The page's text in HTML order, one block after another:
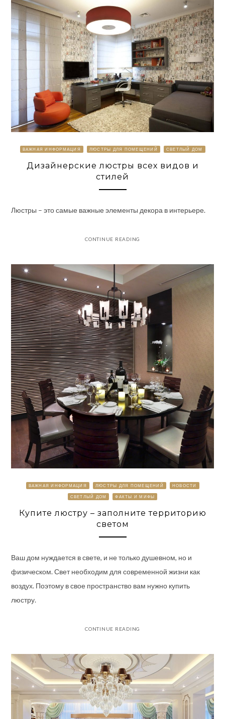
ВАЖНАЯ ИНФОРМАЦИЯ ЛЮСТРЫ ДЛЯ ПОМЕЩЕНИЙ СВЕТЛЫЙ ДОМ
Дизайнерские люстры всех видов и
стилей
Люстры – это самые важные элементы декора в интерьере.
CONTINUE READING
ВАЖНАЯ ИНФОРМАЦИЯ ЛЮСТРЫ ДЛЯ ПОМЕЩЕНИЙ НОВОСТИ
СВЕТЛЫЙ ДОМ ФАКТЫ И МИФЫ
Купите люстру – заполните территорию
светом
Ваш дом нуждается в свете, и не только душевном, но и
физическом. Свет необходим для современной жизни как
воздух. Поэтому в свое пространство вам нужно купить
люстру.
CONTINUE READING